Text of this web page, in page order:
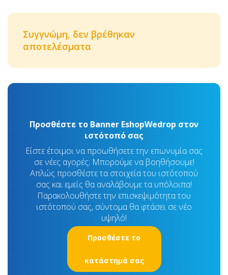
Συγγνώμη, δεν βρέθηκαν
αποτελέσματα
Προσθέστε το Banner EshopWedrop στον
ιστότοπό σας
Είστε έτοιμοι να προωθήσετε την επωνυμία σας
σε νέες αγορές; Μπορούμε να βοηθήσουμε!
Απλώς προσθέστε τα στοιχεία του ιστότοπού
σας και εμείς θα αναλάβουμε τα υπόλοιπα!
Παρακολουθήστε την επισκεψιμότητα του
ιστότοπού σας, σύντομα θα φτάσει σε νέο
υψηλό!
Προσθέστε το
κατάστημά σας